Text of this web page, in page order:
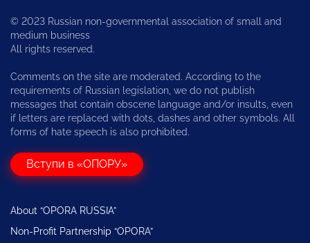
© 2023 Russian non-governmental association of small and
medium business
All rights reserved.
Comments on the site are moderated. According to the
requirements of Russian legislation, we do not publish
messages that contain obscene language and/or insults, even
if letters are replaced with dots, dashes and other symbols. All
forms of hate speech is also prohibited.
Вступи в «ОПОРУ»
About “OPORA RUSSIA”
Non-Profit Partnership “OPORA”